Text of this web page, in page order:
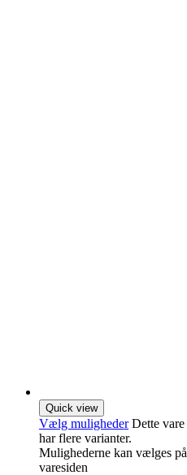
Quick view
Vælg muligheder Dette vare
har flere varianter.
Mulighederne kan vælges på
varesiden